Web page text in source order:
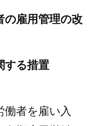
雇用管理の改
る措置
者を雇い入